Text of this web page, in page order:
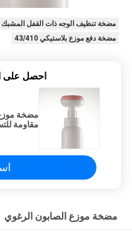
مضخة تنظيف الوجه ذات القفل المشبك
مضخة دفع موزع بلاستيكي 43/410
احصل على
مضخة
مضخة موزع الصابون الرغوي